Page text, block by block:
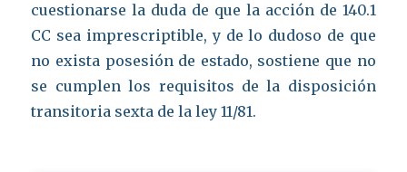
cuestionarse la duda de que la acción de 140.1
CC sea imprescriptible, y de lo dudoso de que
no exista posesión de estado, sostiene que no
se cumplen los requisitos de la disposición
transitoria sexta de la ley 11/81.